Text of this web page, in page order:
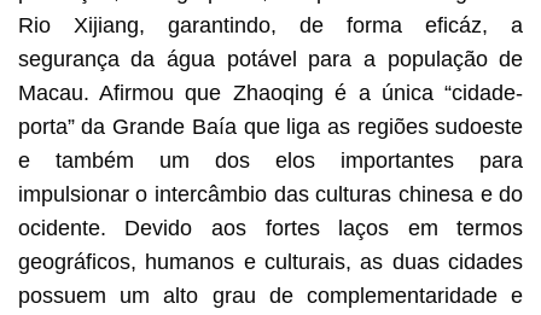
Rio Xijiang, garantindo, de forma eficáz, a
segurança da água potável para a população de
Macau. Afirmou que Zhaoqing é a única “cidade-
porta” da Grande Baía que liga as regiões sudoeste
e também um dos elos importantes para
impulsionar o intercâmbio das culturas chinesa e do
ocidente. Devido aos fortes laços em termos
geográficos, humanos e culturais, as duas cidades
possuem um alto grau de complementaridade e